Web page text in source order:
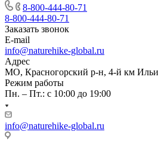
8-800-444-80-71
8-800-444-80-71
Заказать звонок
E-mail
info@naturehike-global.ru
Адрес
МО, Красногорский р-н, 4-й км
Режим работы
Пн. – Пт.: с 10:00 до 19:00
info@naturehike-global.ru